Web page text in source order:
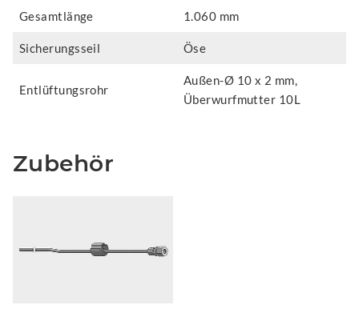
Gesamtlänge 1.060 mm
Sicherungsseil Öse
Entlüftungsrohr
Außen-Ø 10 x 2 mm,
Überwurfmutter 10L
Zubehör